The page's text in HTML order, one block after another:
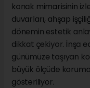
konak mimarisinin
duvarları, ahşap
dönemin estetik
dikkat çekiyor. İnşa
günümüze taşıyan
büyük ölçüde
gösteriliyor.